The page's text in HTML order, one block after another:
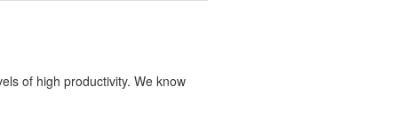
of high productivity. We know